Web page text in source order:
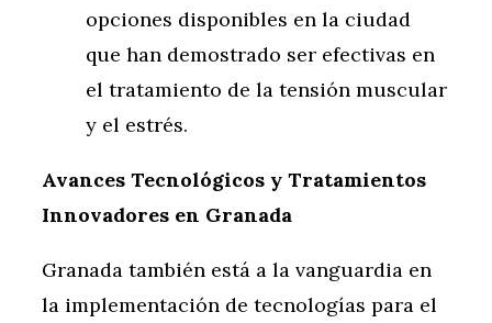
opciones disponibles en la ciudad
que han demostrado ser efectivas en
el tratamiento de la tensión muscular
y el estrés.
Avances Tecnológicos y Tratamientos
Innovadores en Granada
Granada también está a la vanguardia en
la implementación de tecnologías para el